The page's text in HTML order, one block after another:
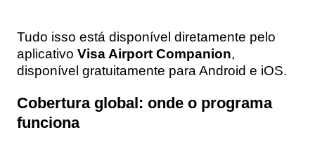
Tudo isso está disponível diretamente pelo
aplicativo Visa Airport Companion,
disponível gratuitamente para Android e iOS.
Cobertura global: onde o programa
funciona